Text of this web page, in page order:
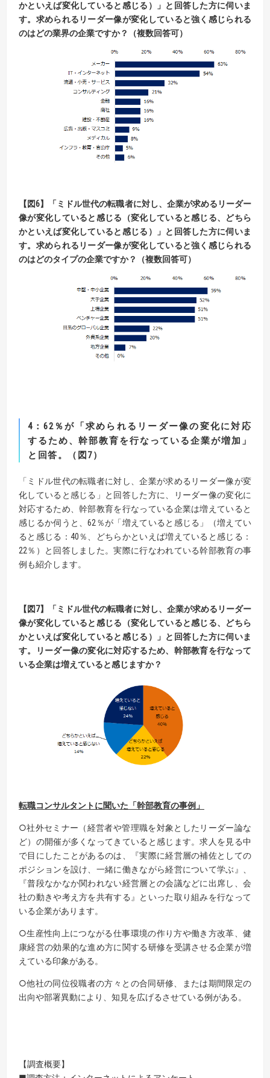
かといえば変化していると感じる）」と回答した方に伺いま
す。 求められるリーダー像が変化していると強く感じられる
のはどの業界の企業ですか？（複数回答可）
【 図6】
「ミドル世代の転職者に対し、企業が求めるリーダー
像が変化していると感じる（変化していると感じる、
どちら
かといえば変化していると感じる）」と回答した方に伺いま
す。 求められるリーダー像が変化していると強く感じられる
のはどのタイプの企業ですか？（複数回答可）
4：62％が 「求められるリーダー像の変化に対応
するため、幹部教育を行なっている企業が増加」
と回答。（図7）
「ミドル世代の転職者に対し、企業が求めるリーダー像が変
化していると感じる」と回答した方に、リーダー像の変化に
対応するため、幹部教育を行なっている企業は増えていると
感じるか伺うと、62％が「増えていると感じる」（増えてい
ると感じる：40％、どちらかといえば増えていると感じる：
22％）と回答しました。実際に行なわれている幹部教育の事
例も紹介します。
【図7】
「ミドル世代の転職者に対し、企業が求めるリーダー
像が変化していると感じる（変化していると感じる、
どちら
かといえば変化していると感じる）」と回答した方に伺いま
す。
リーダー像の変化に対応するため、幹部教育を行なって
いる企業は増えていると感じますか？
転職コンサルタントに聞いた「幹部教育の事例」
○社外セミナー（経営者や管理職を対象としたリーダー論な
ど）の開催が多くなってきていると感じます。求人を見る中
で目にしたことがあるのは、『実際に経営層の補佐としての
ポジションを設け、一緒に働きながら経営について学ぶ』、
『普段なかなか関われない経営層との会議などに出席し、会
社の動きや考え方を共有する』といった取り組みを行なって
いる企業があります。
○生産性向上につながる仕事環境の作り方や働き方改革、健
康経営の効果的な進め方に関する研修を受講させる企業が増
えている印象がある。
○他社の同位役職者の方々との合同研修、または期間限定の
出向や部署異動により、知見を広げるさせている例がある。
【調査概要】